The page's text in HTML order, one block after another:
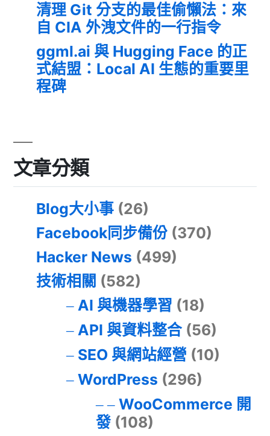
清理 Git 分支的最佳偷懶法：來
自 CIA 外洩文件的一行指令
ggml.ai 與 Hugging Face 的正
式結盟：Local AI 生態的重要里
程碑
文章分類
Blog大小事 (26)
Facebook同步備份 (370)
Hacker News (499)
技術相關 (582)
AI 與機器學習 (18)
API 與資料整合(56)
SEO 與網站經營 (10)
WordPress (296)
WooCommerce 開
發(108)